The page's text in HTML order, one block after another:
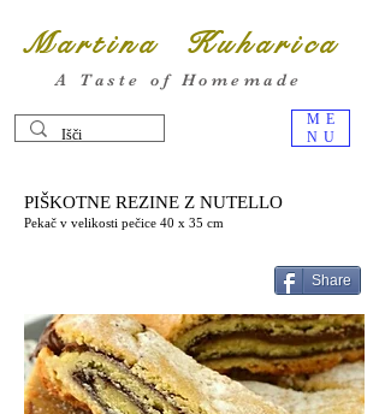
ME
NU
Martina Kuharica
A Taste of Homemade
PIŠKOTNE REZINE Z NUTELLO
Pekač v velikosti pečice 40 x 35 cm
Share